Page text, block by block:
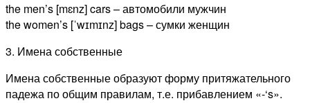
the men’s [mɛnz] cars – автомобили мужчин
the women’s [ˈwɪmɪnz] bags – сумки женщин
3. Имена собственные
Имена собственные образуют форму притяжательного
падежа по общим правилам, т.е. прибавлением «-‘s».